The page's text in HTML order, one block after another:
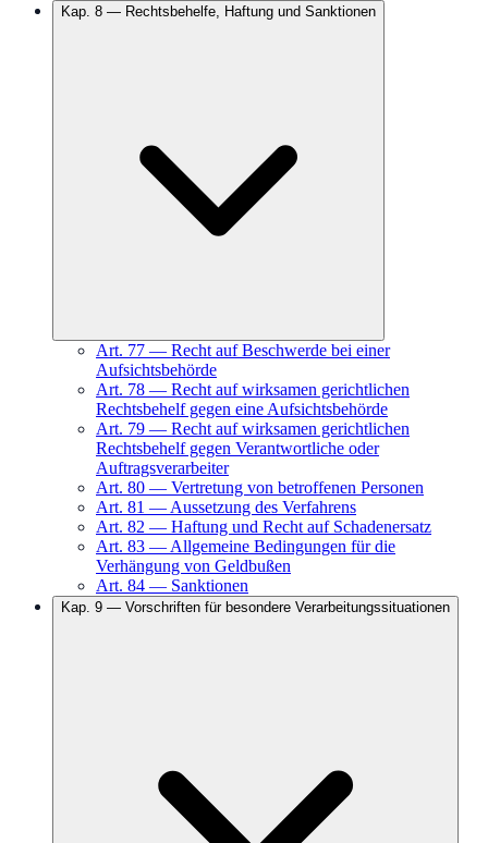
Kap. 8 — Rechtsbehelfe, Haftung und Sanktionen
Art. 77 — Recht auf Beschwerde bei einer
Aufsichtsbehörde
Art. 78 — Recht auf wirksamen gerichtlichen
Rechtsbehelf gegen eine Aufsichtsbehörde
Art. 79 — Recht auf wirksamen gerichtlichen
Rechtsbehelf gegen Verantwortliche oder
Auftragsverarbeiter
Art. 80 — Vertretung von betroffenen Personen
Art. 81 — Aussetzung des Verfahrens
Art. 82 — Haftung und Recht auf Schadenersatz
Art. 83 — Allgemeine Bedingungen für die
Verhängung von Geldbußen
Art. 84 — Sanktionen
Kap. 9 — Vorschriften für besondere Verarbeitungssituationen